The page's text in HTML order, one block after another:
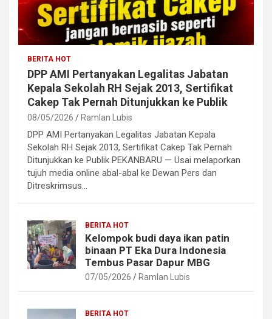
BERITA HOT
DPP AMI Pertanyakan Legalitas Jabatan
Kepala Sekolah RH Sejak 2013, Sertifikat
Cakep Tak Pernah Ditunjukkan ke Publik
08/05/2026 Ramlan Lubis
DPP AMI Pertanyakan Legalitas Jabatan Kepala
Sekolah RH Sejak 2013, Sertifikat Cakep Tak Pernah
Ditunjukkan ke Publik PEKANBARU — Usai melaporkan
tujuh media online abal-abal ke Dewan Pers dan
Ditreskrimsus…
BERITA HOT
Kelompok budi daya ikan patin
binaan PT Eka Dura Indonesia
Tembus Pasar Dapur MBG
07/05/2026 Ramlan Lubis
BERITA HOT